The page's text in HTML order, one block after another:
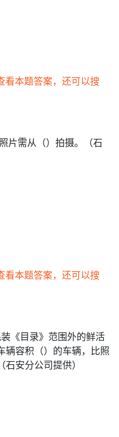
看本题答案，还可以搜
片需从（）拍摄。（石
看本题答案，还可以搜
《目录》范围外的鲜活
辆容积（）的车辆，比照
安分公司提供）